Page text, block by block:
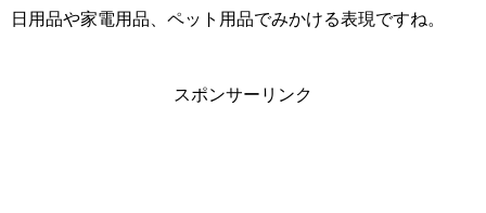
日用品や家電用品、ペット用品でみかける表現ですね。
スポンサーリンク